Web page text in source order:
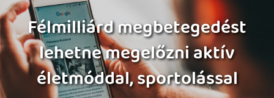
Félmilliárd megbetegedést
lehetne megelőzni aktív
életmóddal, sportolással